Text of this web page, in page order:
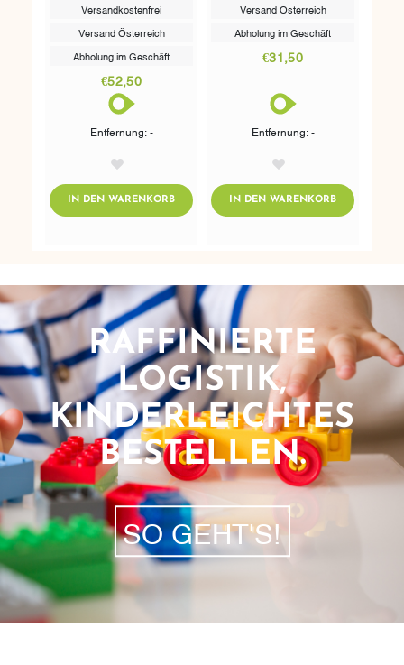
Versandkostenfrei
Versand Österreich
Abholung im Geschäft
€52,50
Entfernung: -
IN DEN WARENKORBADDTOCART
Versand Österreich
Abholung im Geschäft
€31,50
Entfernung: -
IN DEN WARENKORBADDTOCART
RAFFINIERTE
LOGISTIK,
KINDERLEICHTES
BESTELLEN.
SO GEHT'S!